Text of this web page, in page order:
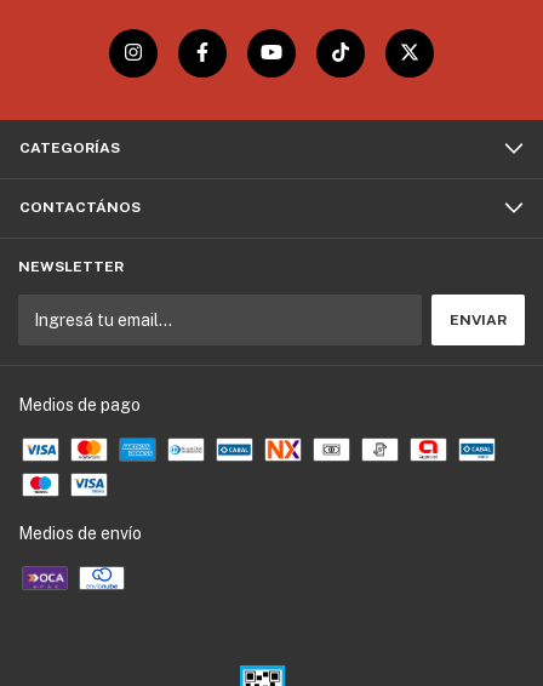
CATEGORÍAS
CONTACTÁNOS
NEWSLETTER
Medios de pago
Medios de envío